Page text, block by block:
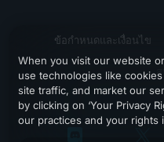
ข้อกำหนดและเงื่อนไข
When you visit our website
use technologies like
site traffic, and market our
by clicking on ‘Your Privacy
our practices and your rights